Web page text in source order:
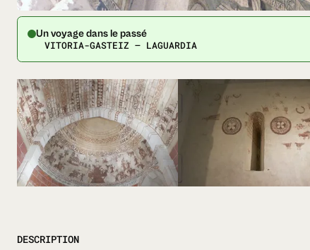
Un voyage dans le passé
VITORIA-GASTEIZ — LAGUARDIA
DESCRIPTION